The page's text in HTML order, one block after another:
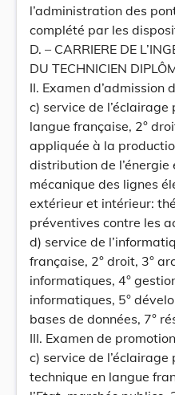
l’administration des
complété par les
D. – CARRIERE DE
DU TECHNICIEN
II. Examen d’admission
c) service de
langue française, 2°
appliquée à la
distribution de l’énergie
mécanique des lignes
extérieur et intérieur:
préventives contre les
d) service de
française, 2° droit, 3°
informatiques, 4°
informatiques, 5°
bases de données, 7°
III. Examen de promotion
c) service de
technique en langue